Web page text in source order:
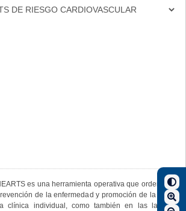
es una herramienta operativa que ordena los
de la enfermedad y promoción de la salud
clínica individual, como también en las labores